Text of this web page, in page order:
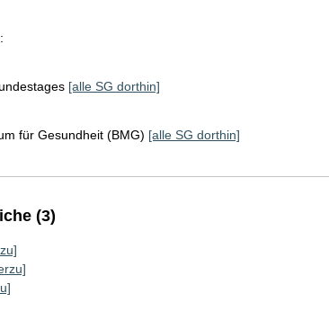
[alle SG dorthin]
für Gesundheit (BMG) [alle SG dorthin]
(3)